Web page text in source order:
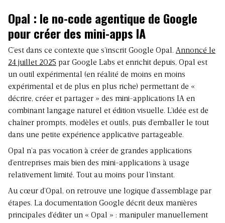
Opal : le no-code agentique de Google
pour créer des mini-apps IA
C’est dans ce contexte que s’inscrit Google Opal. Annoncé le
24 juillet 2025 par Google Labs et enrichit depuis, Opal est
un outil expérimental (en réalité de moins en moins
expérimental et de plus en plus riche) permettant de «
décrire, créer et partager » des mini-applications IA en
combinant langage naturel et édition visuelle. L’idée est de
chaîner prompts, modèles et outils, puis d’emballer le tout
dans une petite expérience applicative partageable.
Opal n’a pas vocation à créer de grandes applications
d’entreprises mais bien des mini-applications à usage
relativement limité. Tout au moins pour l’instant.
Au cœur d’Opal, on retrouve une logique d’assemblage par
étapes. La documentation Google décrit deux manières
principales d’éditer un « Opal » : manipuler manuellement